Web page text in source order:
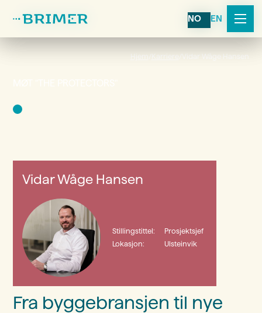
NO EN
NO EN
Hjem/ Karriere/ Vidar Wåge Hansen
Vidar Wåge Hansen
Stillingstittel:
Prosjektsjef
Lokasjon:
Ulsteinvik
Fra byggebransjen til nye